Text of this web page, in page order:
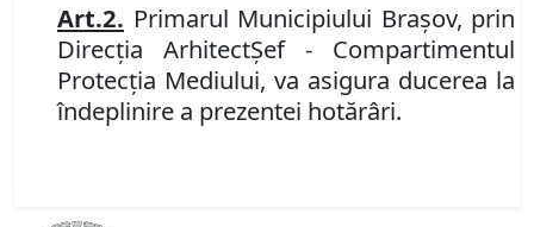
Art.2. Primarul Municipiului Braşov, prin
Direcţia ArhitectŞef - Compartimentul
Protecţia Mediului, va asigura ducerea la
îndeplinire a prezentei hotărâri.